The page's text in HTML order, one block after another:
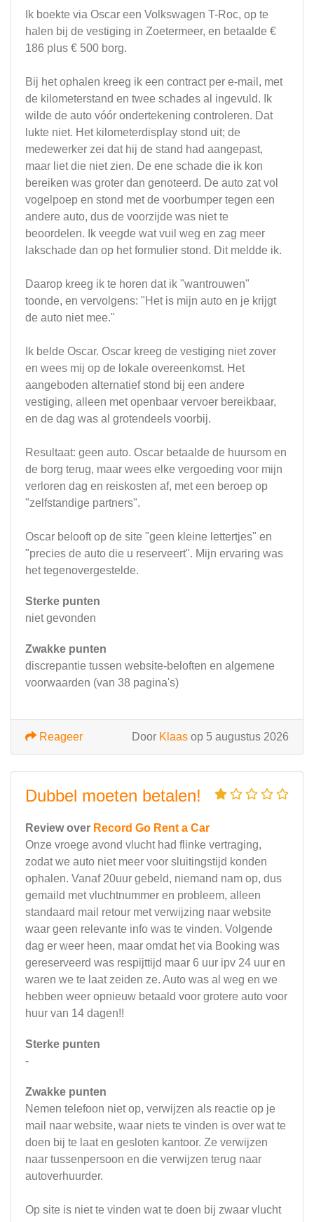
Ik boekte via Oscar een Volkswagen T-Roc, op te
halen bij de vestiging in Zoetermeer, en betaalde €
186 plus € 500 borg.
Bij het ophalen kreeg ik een contract per e-mail, met
de kilometerstand en twee schades al ingevuld. Ik
wilde de auto vóór ondertekening controleren. Dat
lukte niet. Het kilometerdisplay stond uit; de
medewerker zei dat hij de stand had aangepast,
maar liet die niet zien. De ene schade die ik kon
bereiken was groter dan genoteerd. De auto zat vol
vogelpoep en stond met de voorbumper tegen een
andere auto, dus de voorzijde was niet te
beoordelen. Ik veegde wat vuil weg en zag meer
lakschade dan op het formulier stond. Dit meldde ik.
Daarop kreeg ik te horen dat ik "wantrouwen"
toonde, en vervolgens: "Het is mijn auto en je krijgt
de auto niet mee."
Ik belde Oscar. Oscar kreeg de vestiging niet zover
en wees mij op de lokale overeenkomst. Het
aangeboden alternatief stond bij een andere
vestiging, alleen met openbaar vervoer bereikbaar,
en de dag was al grotendeels voorbij.
Resultaat: geen auto. Oscar betaalde de huursom en
de borg terug, maar wees elke vergoeding voor mijn
verloren dag en reiskosten af, met een beroep op
"zelfstandige partners".
Oscar belooft op de site "geen kleine lettertjes" en
"precies de auto die u reserveert". Mijn ervaring was
het tegenovergestelde.
Sterke punten
niet gevonden
Zwakke punten
discrepantie tussen website-beloften en algemene
voorwaarden (van 38 pagina's)
Door Klaas op 5 augustus 2026
Reageer
Dubbel moeten betalen!
Review over Record Go Rent a Car
Onze vroege avond vlucht had flinke vertraging,
zodat we auto niet meer voor sluitingstijd konden
ophalen. Vanaf 20uur gebeld, niemand nam op, dus
gemaild met vluchtnummer en probleem, alleen
standaard mail retour met verwijzing naar website
waar geen relevante info was te vinden. Volgende
dag er weer heen, maar omdat het via Booking was
gereserveerd was respijttijd maar 6 uur ipv 24 uur en
waren we te laat zeiden ze. Auto was al weg en we
hebben weer opnieuw betaald voor grotere auto voor
huur van 14 dagen!!
Sterke punten
-
Zwakke punten
Nemen telefoon niet op, verwijzen als reactie op je
mail naar website, waar niets te vinden is over wat te
doen bij te laat en gesloten kantoor. Ze verwijzen
naar tussenpersoon en die verwijzen terug naar
autoverhuurder.
Op site is niet te vinden wat te doen bij zwaar vlucht